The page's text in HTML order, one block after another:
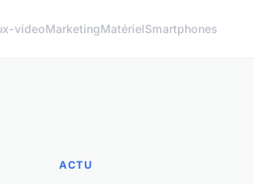
videoMarketingMatérielSmartphones
ACTU